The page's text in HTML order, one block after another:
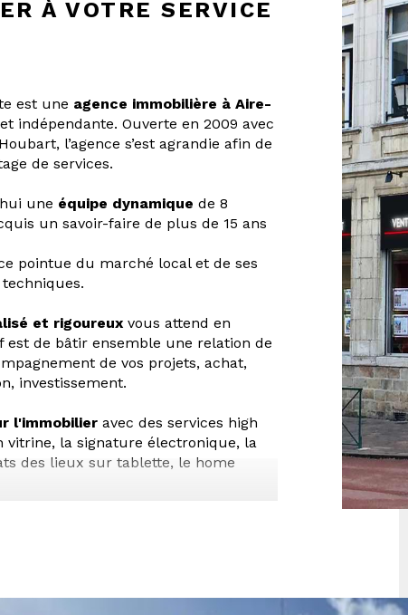
À VOTRE SERVICE
est une agence immobilière à Aire-
indépendante. Ouverte en 2009 avec
l’agence s’est agrandie afin de
de services.
une équipe dynamique de 8
un savoir-faire de plus de 15 ans
pointue du marché local et de ses
et rigoureuxvous attend en
est de bâtir ensemble une relation de
de vos projets, achat,
investissement.
l'immobilieravec des services high
vitrine, la signature électronique, la
des lieux sur tablette, le home